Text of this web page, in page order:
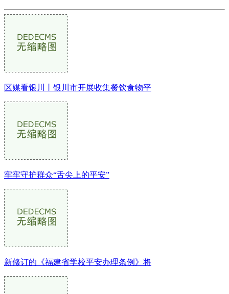
区媒看银川丨银川市开展收集餐饮食物平
牢牢守护群众“舌尖上的平安”
新修订的《福建省学校平安办理条例》将